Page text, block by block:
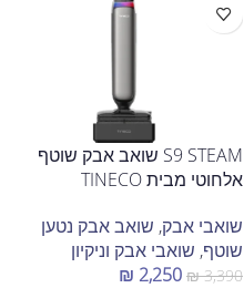
S9 STEAM שואב אבק שוטף
אלחוטי מבית TINECO
שואבי אבק, שואב אבק נטען
שוטף, שואבי אבק וניקיון
₪3,390
₪ 2,250